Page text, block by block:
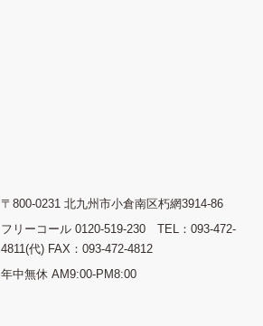
〒800-0231 北九州市小倉南区朽網3914-86
フリーコール 0120-519-230 TEL：093-472-
4811(代) FAX：093-472-4812
年中無休 AM9:00-PM8:00